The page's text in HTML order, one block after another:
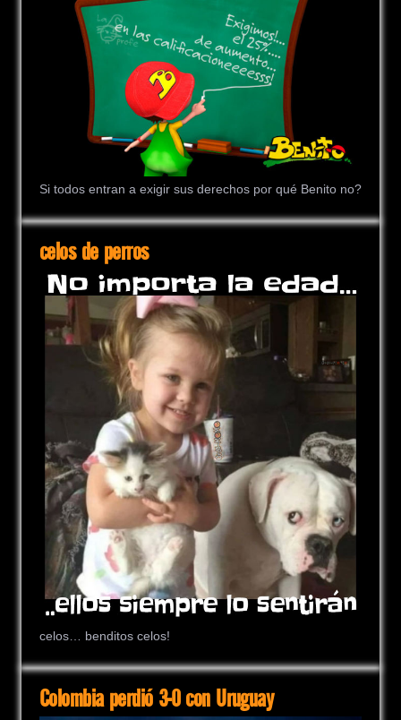
Si todos entran a exigir sus derechos por qué Benito no?
celos de perros
celos… benditos celos!
Colombia perdió 3-0 con Uruguay